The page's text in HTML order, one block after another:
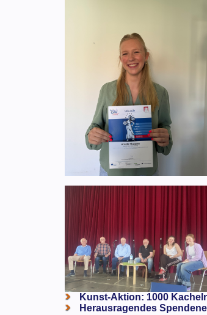
Kunst-Aktion: 1000
Herausragendes